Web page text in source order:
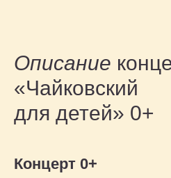
Описание
«Чайковский
для детей» 0+
Концерт 0+